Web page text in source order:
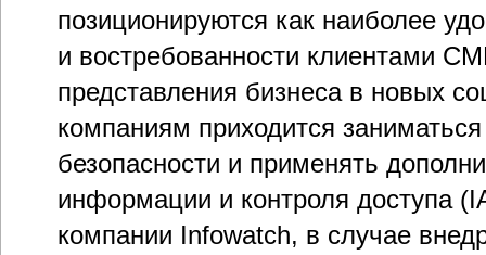
позиционируются как наиболее
и востребованности клиентами
представления бизнеса в новых
компаниям приходится
безопасности и применять
информации и контроля доступа
компании Infowatch, в случае